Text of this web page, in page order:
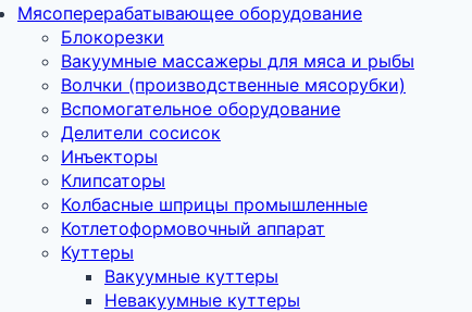
Мясоперерабатывающее оборудование
Блокорезки
Вакуумные массажеры для мяса и рыбы
Волчки (производственные мясорубки)
Вспомогательное оборудование
Делители сосисок
Инъекторы
Клипсаторы
Колбасные шприцы промышленные
Котлетоформовочный аппарат
Куттеры
Вакуумные куттеры
Невакуумные куттеры